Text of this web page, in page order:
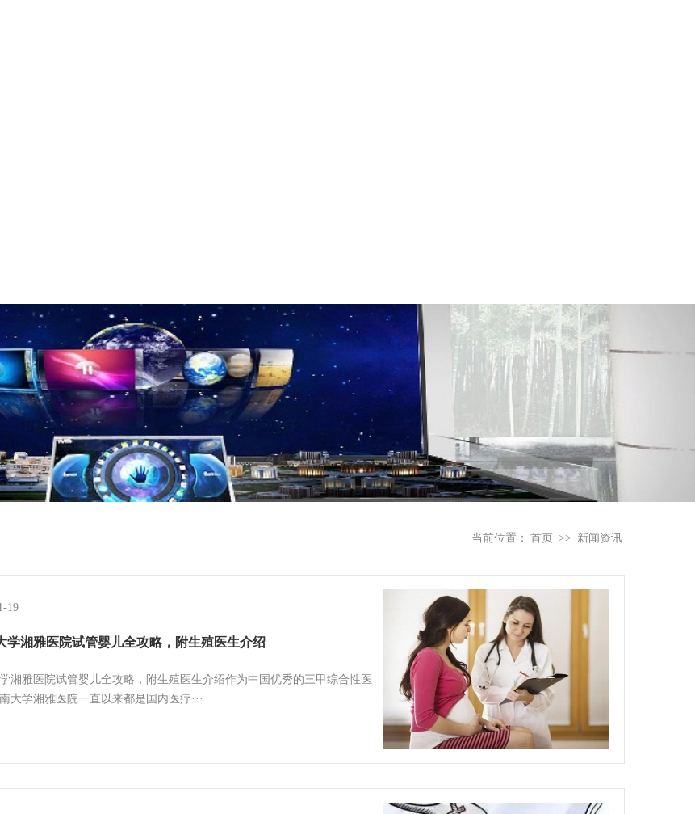
当前位置： 首页 >> 新闻资讯
19
学湘雅医院试管婴儿全攻略，附生殖医生介绍
湘雅医院试管婴儿全攻略，附生殖医生介绍作为中国优秀的三甲综合性医
大学湘雅医院一直以来都是国内医疗···